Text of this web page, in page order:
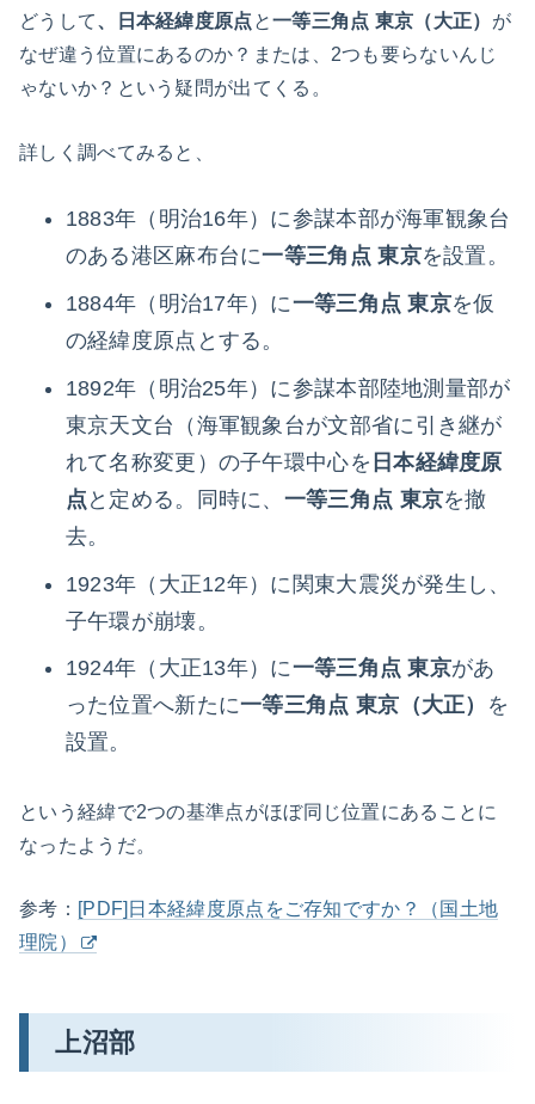
どうして、日本経緯度原点 と一等三角点 東京（大正） が
なぜ違う位置にあるのか？または、2つも要らないんじ
ゃないか？という疑問が出てくる。
詳しく調べてみると、
1883年（明治16年）に参謀本部が海軍観象台
のある港区麻布台に一等三角点 東京を設置。
1884年（明治17年）に一等三角点 東京を仮
の経緯度原点とする。
1892年（明治25年）に参謀本部陸地測量部が
東京天文台（海軍観象台が文部省に引き継が
れて名称変更）の子午環中心を 日本経緯度原
点 と定める。同時に、 一等三角点 東京を撤
去。
1923年（大正12年）に関東大震災が発生し、
子午環が崩壊。
1924年（大正13年）に一等三角点 東京があ
った位置へ新たに一等三角点 東京（大正）
を
設置。
という経緯で2つの基準点がほぼ同じ位置にあることに
なったようだ。
参考： [PDF]日本経緯度原点をご存知ですか？（国土地
理院）
上沼部